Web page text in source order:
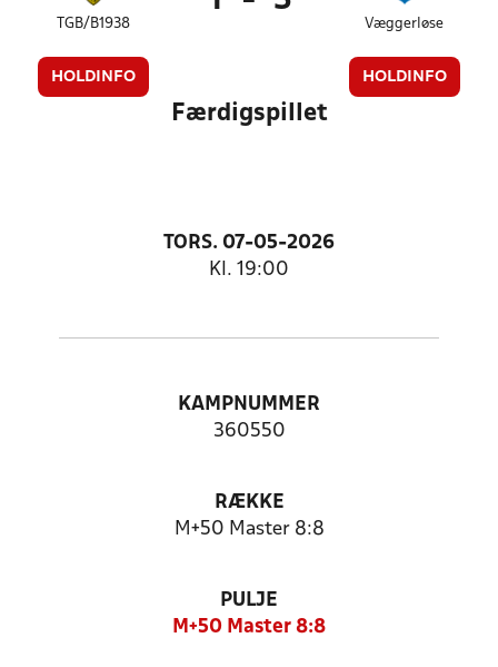
TGB/B1938
HOLDINFO
Væggerløse
HOLDINFO
Færdigspillet
TORS. 07-05-2026
Kl. 19:00
KAMPNUMMER
360550
RÆKKE
M+50 Master 8:8
PULJE
M+50 Master 8:8